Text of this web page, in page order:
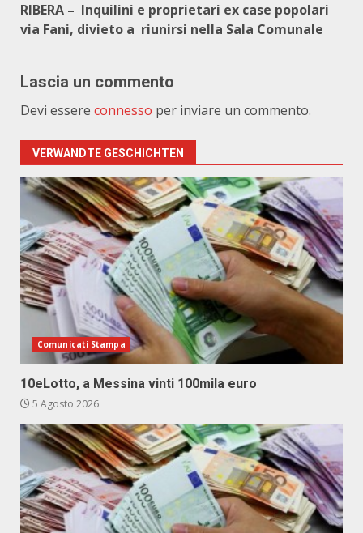
RIBERA – Inquilini e proprietari ex case popolari
via Fani, divieto a riunirsi nella Sala Comunale
Lascia un commento
Devi essere connesso per inviare un commento.
VERWANDTE GESCHICHTEN
Comunicati Stampa
10eLotto, a Messina vinti 100mila euro
5 Agosto 2026